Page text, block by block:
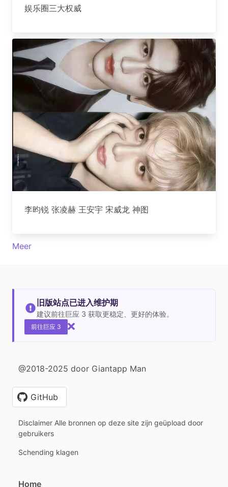
娱乐圈三大权威
李昀锐 张凌赫 王安宇 宋威龙 神图
Meer
旧版站点已进入维护期
建议前往巨应 3 获取更稳定、更好的体验。
前往巨应 3
@2018-2025 door Giantapp Man
GitHub
Disclaimer Alle bronnen op deze site zijn geüpload door
gebruikers
Schending klagen
Home